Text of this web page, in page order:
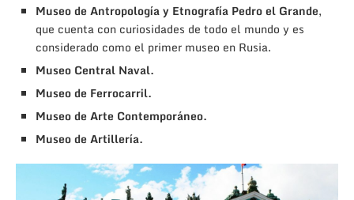
Museo de Antropología y Etnografía Pedro el Grande,
que cuenta con curiosidades de todo el mundo y es
considerado como el primer museo en Rusia.
Museo Central Naval.
Museo de Ferrocarril.
Museo de Arte Contemporáneo.
Museo de Artillería.